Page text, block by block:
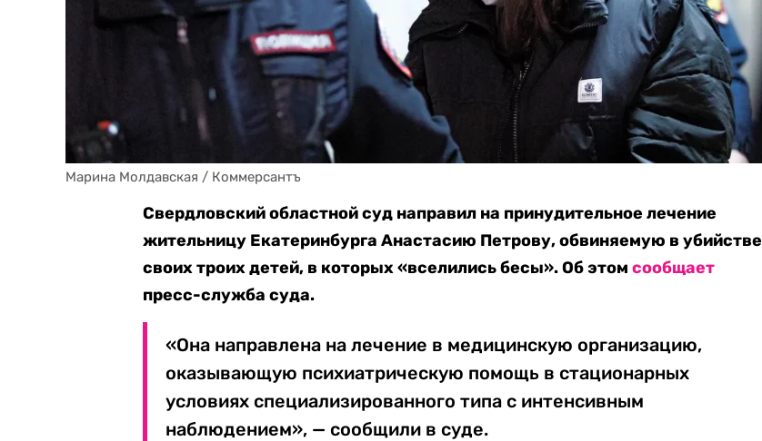
Марина Молдавская / Коммерсантъ
Свердловский областной суд направил на принудительное лечение
жительницу Екатеринбурга Анастасию Петрову, обвиняемую в убийстве
своих троих детей, в которых «вселились бесы». Об этомсообщает
пресс-служба суда.
«Она направлена на лечение в медицинскую организацию,
оказывающую психиатрическую помощь в стационарных
условиях специализированного типа с интенсивным
наблюдением», — сообщили в суде.